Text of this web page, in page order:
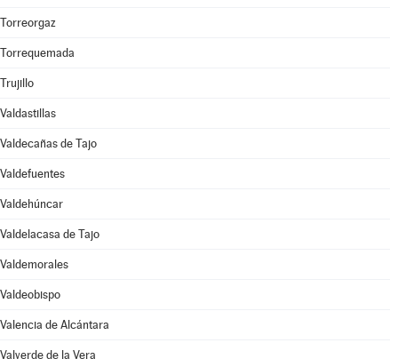
Torreorgaz
Torrequemada
Trujillo
Valdastillas
Valdecañas de Tajo
Valdefuentes
Valdehúncar
Valdelacasa de Tajo
Valdemorales
Valdeobispo
Valencia de Alcántara
Valverde de la Vera